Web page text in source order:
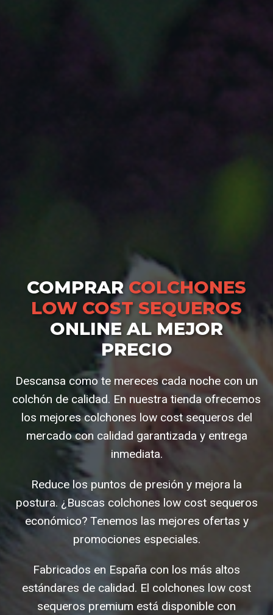
COMPRARCOLCHONES
LOW COST SEQUEROS
ONLINE AL MEJOR
PRECIO
Descansa como te mereces cada noche con un
colchón de calidad. En nuestra tienda ofrecemos
los mejores colchones low cost sequeros del
mercado con calidad garantizada y entrega
inmediata.
Reduce los puntos de presión y mejora la
postura. ¿Buscas colchones low cost sequeros
económico? Tenemos las mejores ofertas y
promociones especiales.
Fabricados en España con los más altos
estándares de calidad. El colchones low cost
sequeros premium está disponible con